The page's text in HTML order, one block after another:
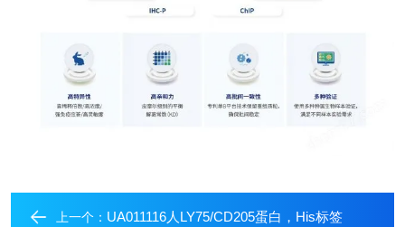
上一个： UA011116人LY75/CD205蛋白，His标签